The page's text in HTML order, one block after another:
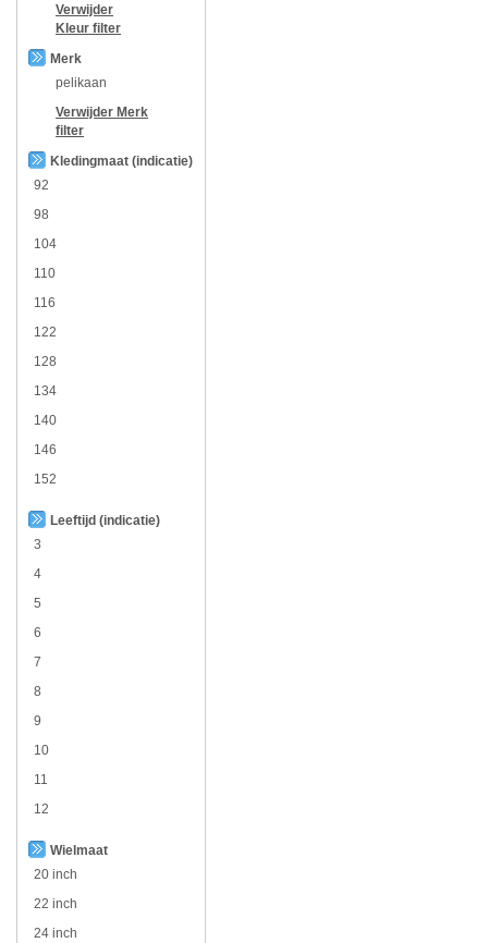
Verwijder
Kleur filter
Merk
pelikaan
Verwijder Merk
filter
Kledingmaat (indicatie)
92
98
104
110
116
122
128
134
140
146
152
Leeftijd (indicatie)
3
4
5
6
7
8
9
10
11
12
Wielmaat
20 inch
22 inch
24 inch